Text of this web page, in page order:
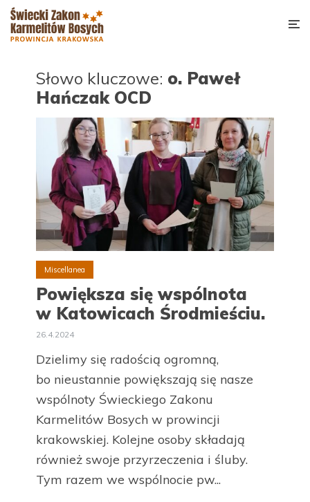
Słowo kluczowe: o. Paweł
Hańczak OCD
Miscellanea
Powiększa się wspólnota
w Katowicach Środmieściu.
26.4.2024
Dzielimy się radością ogromną,
bo nieustannie powiększają się nasze
wspólnoty Świeckiego Zakonu
Karmelitów Bosych w prowincji
krakowskiej. Kolejne osoby składają
również swoje przyrzeczenia i śluby.
Tym razem we wspólnocie pw...